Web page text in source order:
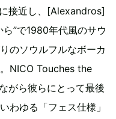
接近し、[Alexandros]
”で1980年代風のサウ
のソウルフルなボーカ
NICO Touches the
がら彼らにとって最後
わゆる「フェス仕様」